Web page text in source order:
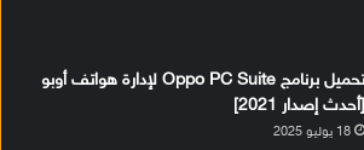
تحميل برنامج Oppo PC Suite لإدارة هواتف أوبو
[أحدث إصدار 2021]
18 يوليو 2025